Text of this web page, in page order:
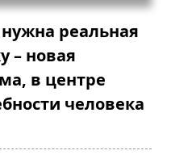
реальная
– новая
в центре
человека